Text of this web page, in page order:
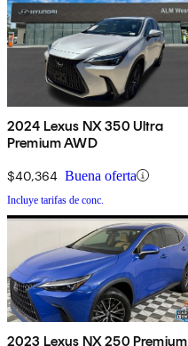
2024 Lexus NX 350 Ultra
Premium AWD
$40,364 Buena oferta
Incluye tarifas de conc.
2023 Lexus NX 250 Premium